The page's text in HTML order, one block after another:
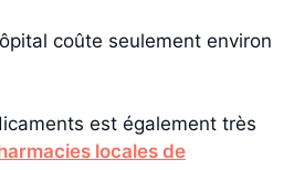
coûte seulement environ
est également très
locales de